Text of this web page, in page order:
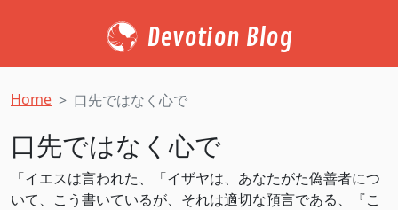
Devotion Blog
Home 口先ではなく心で
口先ではなく心で
「イエスは言われた、「イザヤは、あなたがた偽善者につ
いて、こう書いているが、それは適切な預言である、『こ